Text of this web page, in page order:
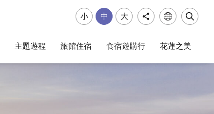
小 中 大
主題遊程 旅館住宿 食宿遊購行 花蓮之美